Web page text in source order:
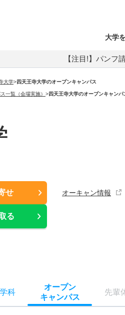
大学
【注目!】パンフ
大学>四天王寺大学のオープンキャンパス
一覧（会場実施） >四天王寺大学のオープンキャンパ
せ
る
オーキャン情報
学科
オープン
キャンパス
先輩